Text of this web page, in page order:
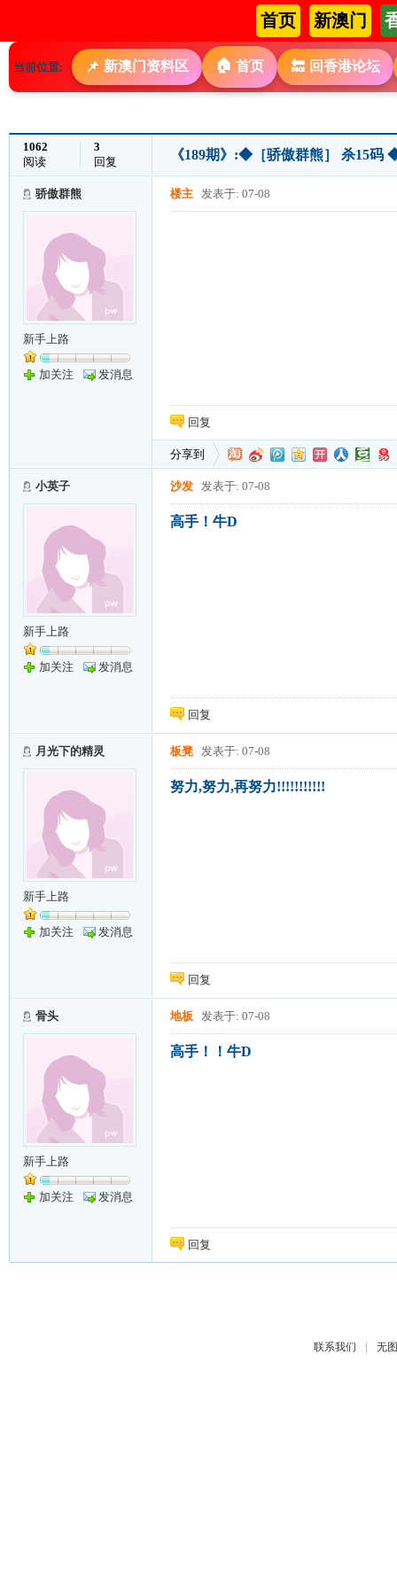
首页 新澳门
当前位置: 📌 新澳门资料区 🏠 首页 🔙 回香港论坛
1062
阅读
3
回复
《189期》:◆［骄傲群熊］ 杀15
骄傲群熊
新手上路
加关注 发消息
楼主 发表于: 07-08
回复
分享到
小英子
新手上路
加关注 发消息
沙发 发表于: 07-08
高手！牛D
回复
月光下的精灵
新手上路
加关注 发消息
板凳 发表于: 07-08
努力,努力,再努力!!!!!!!!!!!
回复
骨头
新手上路
加关注 发消息
地板 发表于: 07-08
高手！！牛D
回复
联系我们 | 无